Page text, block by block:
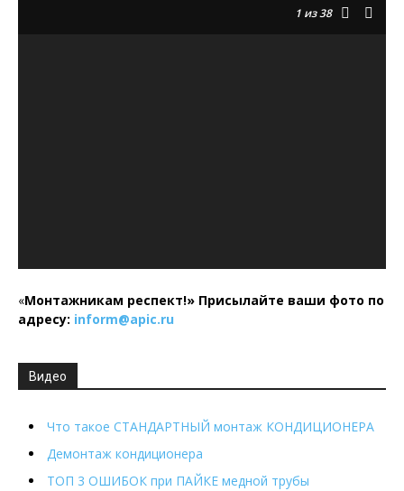
1 из 38
«Монтажникам респект!» Присылайте ваши фото по
адресу: inform@apic.ru
Видео
Что такое СТАНДАРТНЫЙ монтаж КОНДИЦИОНЕРА
Демонтаж кондиционера
ТОП 3 ОШИБОК при ПАЙКЕ медной трубы